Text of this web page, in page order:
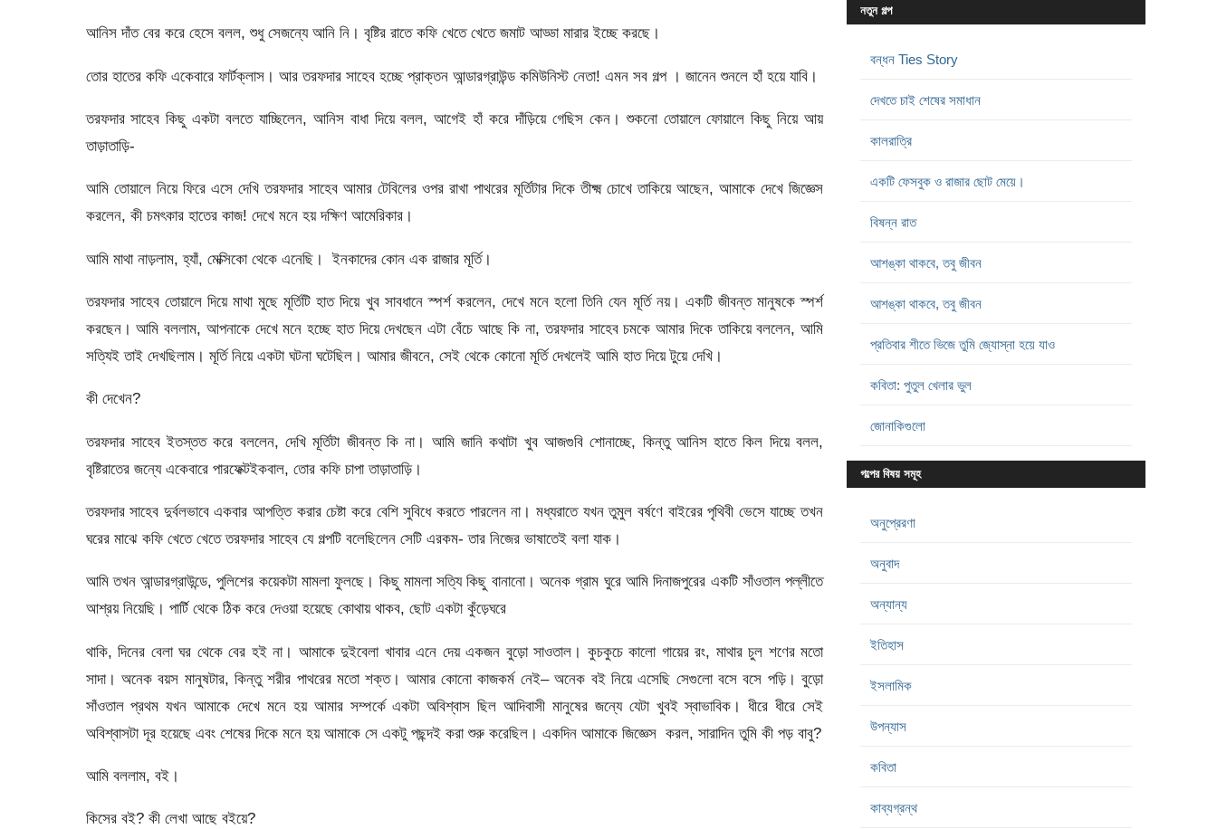
আনিস দাঁত বের করে হেসে বলল, শুধু সেজন্যে আনি নি। বৃষ্টির রাতে কফি খেতে খেতে জমাট আড্ডা মারার ইচ্ছে করছে।
তোর হাতের কফি একেবারে ফাৰ্টক্লাস। আর তরফদার সাহেব হচ্ছে প্রাক্তন আন্ডারগ্রাউন্ড কমিউনিস্ট নেতা! এমন সব গল্প । জানেন শুনলে হাঁ হয়ে যাবি।
তরফদার সাহেব কিছু একটা বলতে যাচ্ছিলেন, আনিস বাধা দিয়ে বলল, আগেই হাঁ করে দাঁড়িয়ে গেছিস কেন। শুকনো তোয়ালে ফোয়ালে কিছু নিয়ে আয়
তাড়াতাড়ি-
আমি তোয়ালে নিয়ে ফিরে এসে দেখি তরফদার সাহেব আমার টেবিলের ওপর রাখা পাথরের মূর্তিটার দিকে তীক্ষ্ম চোখে তাকিয়ে আছেন, আমাকে দেখে জিজ্ঞেস
করলেন, কী চমৎকার হাতের কাজ! দেখে মনে হয় দক্ষিণ আমেরিকার।
আমি মাথা নাড়লাম, হ্যাঁ, মেক্সিকো থেকে এনেছি। ইনকাদের কোন এক রাজার মূর্তি।
তরফদার সাহেব তোয়ালে দিয়ে মাথা মুছে মূর্তিটি হাত দিয়ে খুব সাবধানে স্পর্শ করলেন, দেখে মনে হলো তিনি যেন মূর্তি নয়। একটি জীবন্ত মানুষকে স্পর্শ
করছেন। আমি বললাম, আপনাকে দেখে মনে হচ্ছে হাত দিয়ে দেখছেন এটা বেঁচে আছে কি না, তরফদার সাহেব চমকে আমার দিকে তাকিয়ে বললেন, আমি
সত্যিই তাই দেখছিলাম। মূর্তি নিয়ে একটা ঘটনা ঘটেছিল। আমার জীবনে, সেই থেকে কোনো মূর্তি দেখলেই আমি হাত দিয়ে টুয়ে দেখি।
কী দেখেন?
তরফদার সাহেব ইতস্তত করে বললেন, দেখি মূর্তিটা জীবন্ত কি না। আমি জানি কথাটা খুব আজগুবি শোনাচ্ছে, কিন্তু আনিস হাতে কিল দিয়ে বলল,
বৃষ্টিরাতের জন্যে একেবারে পারফেক্টইকবাল, তোর কফি চাপা তাড়াতাড়ি।
তরফদার সাহেব দুর্বলভাবে একবার আপত্তি করার চেষ্টা করে বেশি সুবিধে করতে পারলেন না। মধ্যরাতে যখন তুমুল বর্ষণে বাইরের পৃথিবী ভেসে যাচ্ছে তখন
ঘরের মাঝে কফি খেতে খেতে তরফদার সাহেব যে গল্পটি বলেছিলেন সেটি এরকম- তার নিজের ভাষাতেই বলা যাক।
আমি তখন আন্ডারগ্রাউন্ডে, পুলিশের কয়েকটা মামলা ফুলছে। কিছু মামলা সত্যি কিছু বানানো। অনেক গ্রাম ঘুরে আমি দিনাজপুরের একটি সাঁওতাল পল্লীতে
আশ্রয় নিয়েছি। পার্টি থেকে ঠিক করে দেওয়া হয়েছে কোথায় থাকব, ছোট একটা কুঁড়েঘরে
থাকি, দিনের বেলা ঘর থেকে বের হই না। আমাকে দুইবেলা খাবার এনে দেয় একজন বুড়ো সাওতাল। কুচকুচে কালো গায়ের রং, মাথার চুল শণের মতো
সাদা। অনেক বয়স মানুষটার, কিন্তু শরীর পাথরের মতো শক্ত। আমার কোনো কাজকর্ম নেই– অনেক বই নিয়ে এসেছি সেগুলো বসে বসে পড়ি। বুড়ো
সাঁওতাল প্রথম যখন আমাকে দেখে মনে হয় আমার সম্পর্কে একটা অবিশ্বাস ছিল আদিবাসী মানুষের জন্যে যেটা খুবই স্বাভাবিক। ধীরে ধীরে সেই
অবিশ্বাসটা দূর হয়েছে এবং শেষের দিকে মনে হয় আমাকে সে একটু পছন্দই করা শুরু করেছিল। একদিন আমাকে জিজ্ঞেস করল, সারাদিন তুমি কী পড় বাবু?
আমি বললাম, বই।
কিসের বই? কী লেখা আছে বইয়ে?
নতুন গল্প
বন্ধন Ties Story
দেখতে চাই শেষের সমাধান
কালরাত্রি
একটি ফেসবুক ও রাজার ছোট মেয়ে।
বিষন্ন রাত
আশঙ্কা থাকবে, তবু জীবন
আশঙ্কা থাকবে, তবু জীবন
প্রতিবার শীতে ভিজে তুমি জ্যোস্না হয়ে যাও
কবিতা: পুতুল খেলার ভুল
জোনাকিগুলো
গল্পের বিষয় সমূহ
অনুপ্রেরণা
অনুবাদ
অন্যান্য
ইতিহাস
ইসলামিক
উপন্যাস
কবিতা
কাব্যগ্রন্থ